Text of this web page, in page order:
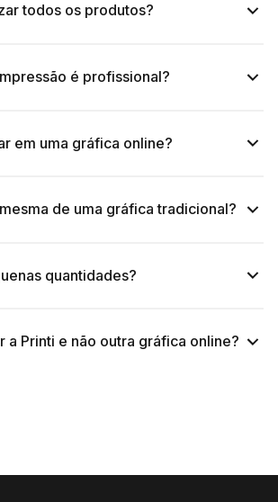
todos os produtos?
é profissional?
em uma gráfica online?
de uma gráfica tradicional?
quantidades?
a Printi e não outra gráfica online?